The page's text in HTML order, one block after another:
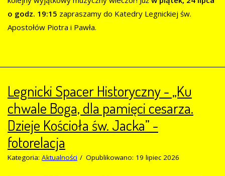
o godz. 19:15 zapraszamy do Katedry Legnickiej św.
Apostołów Piotra i Pawła.
Legnicki Spacer Historyczny - „Ku
chwale Boga, dla pamięci cesarza.
Dzieje Kościoła św. Jacka” -
fotorelacja
Kategoria: Aktualności Opublikowano: 19 lipiec 2026